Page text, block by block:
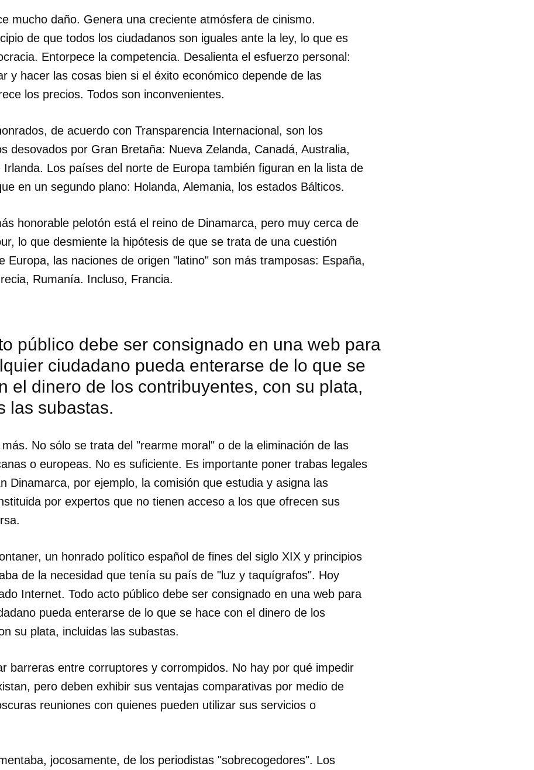
mucho daño. Genera una creciente atmósfera de cinismo.
de que todos los ciudadanos son iguales ante la ley, lo que es
Entorpece la competencia. Desalienta el esfuerzo personal:
y hacer las cosas bien si el éxito económico depende de las
los precios. Todos son inconvenientes.
de acuerdo con Transparencia Internacional, son los
desovados por Gran Bretaña: Nueva Zelanda, Canadá, Australia,
Irlanda. Los países del norte de Europa también figuran en la lista de
en un segundo plano: Holanda, Alemania, los estados Bálticos.
honorable pelotón está el reino de Dinamarca, pero muy cerca de
lo que desmiente la hipótesis de que se trata de una cuestión
Europa, las naciones de origen "latino" son más tramposas: España,
Rumanía. Incluso, Francia.
público debe ser consignado en una web para
ciudadano pueda enterarse de lo que se
el dinero de los contribuyentes, con su plata,
las subastas.
No sólo se trata del "rearme moral" o de la eliminación de las
o europeas. No es suficiente. Es importante poner trabas legales
Dinamarca, por ejemplo, la comisión que estudia y asigna las
por expertos que no tienen acceso a los que ofrecen sus
un honrado político español de fines del siglo XIX y principios
de la necesidad que tenía su país de "luz y taquígrafos". Hoy
Internet. Todo acto público debe ser consignado en una web para
pueda enterarse de lo que se hace con el dinero de los
su plata, incluidas las subastas.
barreras entre corruptores y corrompidos. No hay por qué impedir
pero deben exhibir sus ventajas comparativas por medio de
reuniones con quienes pueden utilizar sus servicios o
jocosamente, de los periodistas "sobrecogedores". Los